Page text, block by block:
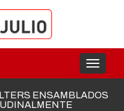
Toggle
ENSAMBLADOS